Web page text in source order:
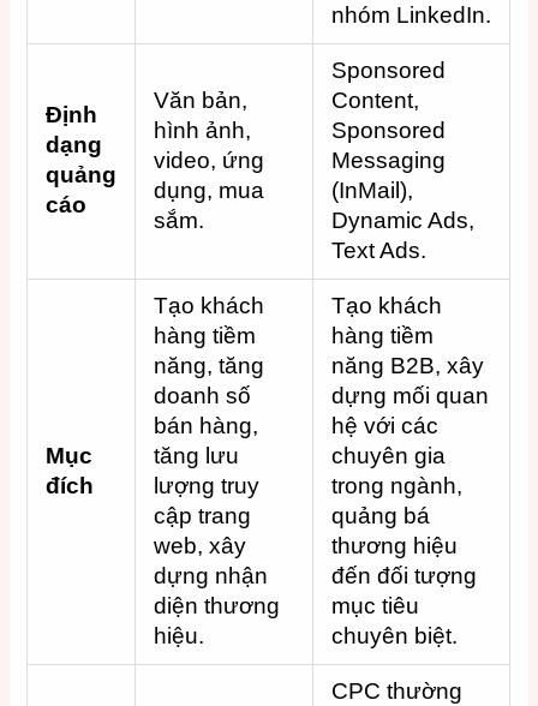
nhóm LinkedIn.
Định
dạng
quảng
cáo
Văn bản,
hình ảnh,
video, ứng
dụng, mua
sắm.
Sponsored
Content,
Sponsored
Messaging
(InMail),
Dynamic Ads,
Text Ads.
Mục
đích
Tạo khách
hàng tiềm
năng, tăng
doanh số
bán hàng,
tăng lưu
lượng truy
cập trang
web, xây
dựng nhận
diện thương
hiệu.
Tạo khách
hàng tiềm
năng B2B, xây
dựng mối quan
hệ với các
chuyên gia
trong ngành,
quảng bá
thương hiệu
đến đối tượng
mục tiêu
chuyên biệt.
CPC thường